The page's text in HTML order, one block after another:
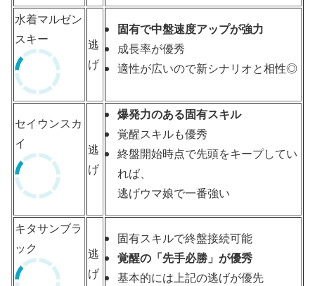
水着マルゼン
スキー
逃
げ
固有で中盤速度アップが強力
成長率が優秀
適性が広いので新シナリオと相性◎
セイウンスカ
イ
逃
げ
爆発力のある固有スキル
覚醒スキルも優秀
終盤開始時点で先頭をキープしてい
れば、
逃げウマ娘で一番強い
キタサンブラ
ック
逃
げ
固有スキルで終盤接続可能
覚醒の「先手必勝」が優秀
基本的には上記の逃げが優先